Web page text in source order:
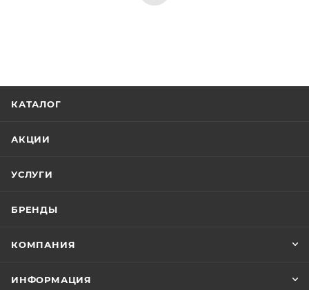
КАТАЛОГ
АКЦИИ
УСЛУГИ
БРЕНДЫ
КОМПАНИЯ
ИНФОРМАЦИЯ